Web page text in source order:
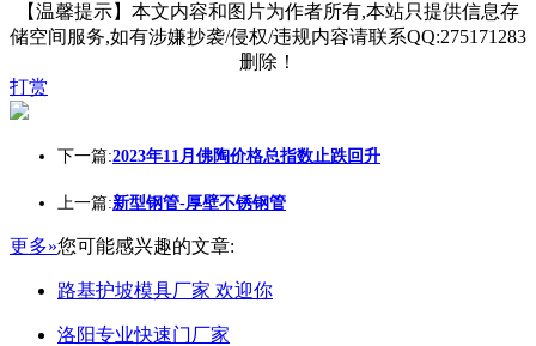
【温馨提示】本文内容和图片为作者所有,本站只提供信息存
储空间服务,如有涉嫌抄袭/侵权/违规内容请联系QQ:275171283
删除！
打赏
下一篇:2023年11月佛陶价格总指数止跌回升
上一篇:新型钢管-厚壁不锈钢管
更多»您可能感兴趣的文章:
路基护坡模具厂家 欢迎你
洛阳专业快速门厂家